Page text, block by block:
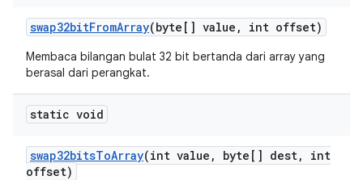
swap32bitFromArray(byte[] value , int offset)
Membaca bilangan bulat 32 bit bertanda dari array yang
berasal dari perangkat.
static void
swap32bitsToArray(int value , byte[] dest,
int
offset)